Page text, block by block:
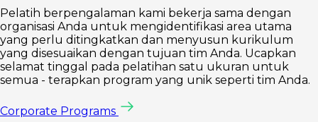
Pelatih berpengalaman kami bekerja sama dengan
organisasi Anda untuk mengidentifikasi area utama
yang perlu ditingkatkan dan menyusun kurikulum
yang disesuaikan dengan tujuan tim Anda. Ucapkan
selamat tinggal pada pelatihan satu ukuran untuk
semua - terapkan program yang unik seperti tim Anda.
Corporate Programs